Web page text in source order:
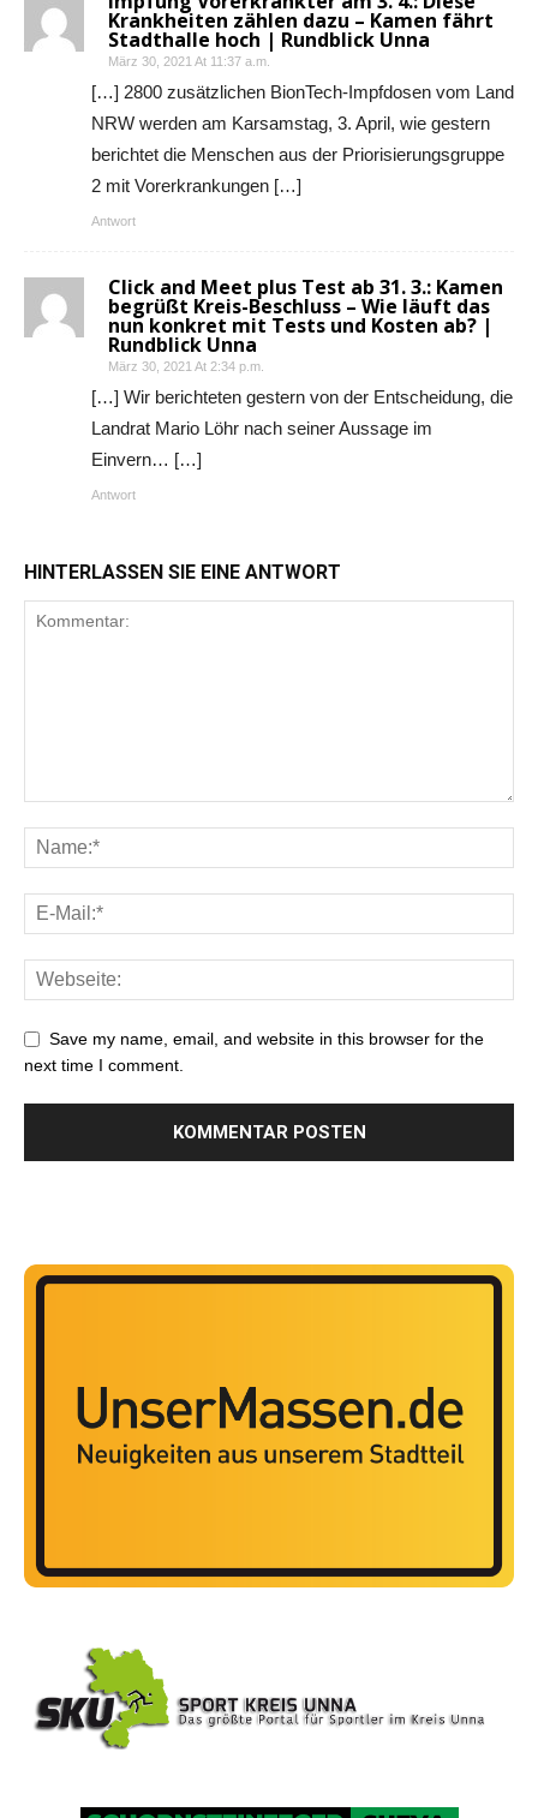
Krankheiten zählen dazu – Kamen fährt
Stadthalle hoch | Rundblick Unna
März 30, 2021 At 11:37 a.m.
[…] 2800 zusätzlichen BionTech-Impfdosen vom Land
NRW werden am Karsamstag, 3. April, wie gestern
berichtet die Menschen aus der Priorisierungsgruppe
2 mit Vorerkrankungen […]
Antwort
Click and Meet plus Test ab 31. 3.: Kamen
begrüßt Kreis-Beschluss – Wie läuft das
nun konkret mit Tests und Kosten ab? |
Rundblick Unna
März 30, 2021 At 2:34 p.m.
[…] Wir berichteten gestern von der Entscheidung, die
Landrat Mario Löhr nach seiner Aussage im
Einvern… […]
Antwort
HINTERLASSEN SIE EINE ANTWORT
Save my name, email, and website in this browser for the
next time I comment.